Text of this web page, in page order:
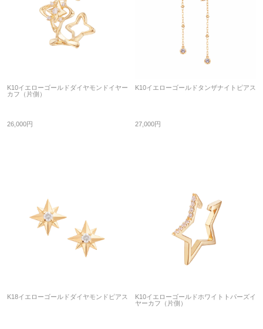
K10イエローゴールドダイヤモンドイヤー
カフ（片側）
26,000円
K10イエローゴールドタンザナイトピアス
27,000円
K18イエローゴールドダイヤモンドピアス
K10イエローゴールドホワイトトパーズイ
ヤーカフ（片側）